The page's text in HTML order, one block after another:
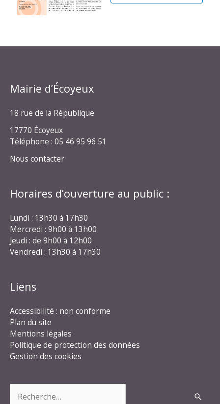
Mairie d’Écoyeux
18 rue de la République
17770 Écoyeux
Téléphone : 05 46 95 96 51
Nous contacter
Horaires d’ouverture au public :
Lundi : 13h30 à 17h30
Mercredi : 9h00 à 13h00
Jeudi : de 9h00 à 12h00
Vendredi : 13h30 à 17h30
Liens
Accessibilité : non conforme
Plan du site
Mentions légales
Politique de protection des données
Gestion des cookies